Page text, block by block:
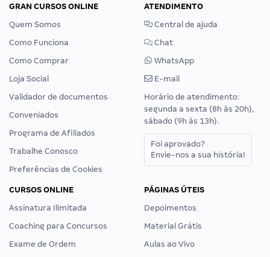
GRAN CURSOS ONLINE
Quem Somos
Como Funciona
Como Comprar
Loja Social
Validador de documentos
Conveniados
Programa de Afiliados
Trabalhe Conosco
Preferências de Cookies
ATENDIMENTO
Central de ajuda
Chat
WhatsApp
E-mail
Horário de atendimento:
segunda a sexta (8h às 20h),
sábado (9h às 13h).
Foi aprovado?
Envie-nos a sua história!
CURSOS ONLINE
Assinatura Ilimitada
Coaching para Concursos
Exame de Ordem
PÁGINAS ÚTEIS
Depoimentos
Material Grátis
Aulas ao Vivo